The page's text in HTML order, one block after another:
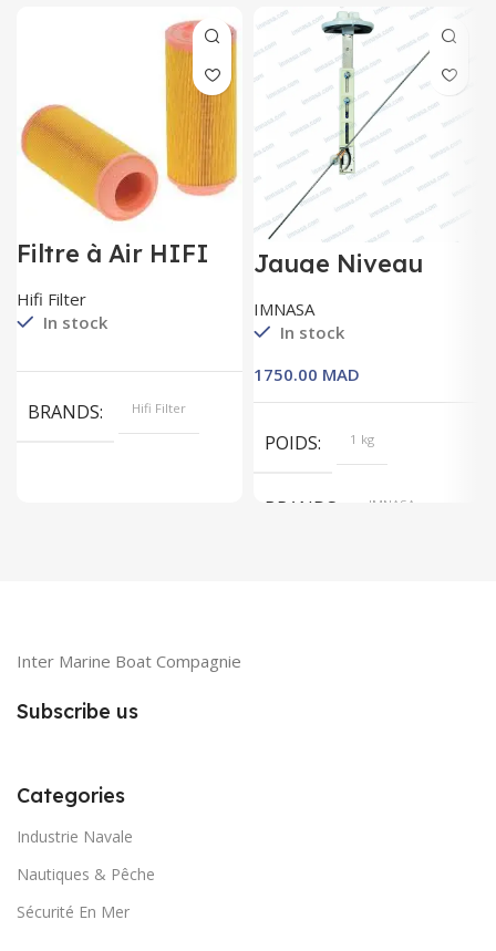
Filtre à Air HIFI
FILTER SA17343
Hifi Filter
In stock
BRANDS Hifi Filter
Jauge Niveau
Carburant 10-200
Ohm.
IMNASA
In stock
MAD
POIDS 1 kg
BRANDS IMNASA
Inter Marine Boat Compagnie
Subscribe us
Categories
Industrie Navale
Nautiques & Pêche
Sécurité En Mer